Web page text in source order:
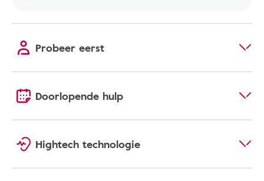
Probeer eerst
Doorlopende hulp
Hightech technologie